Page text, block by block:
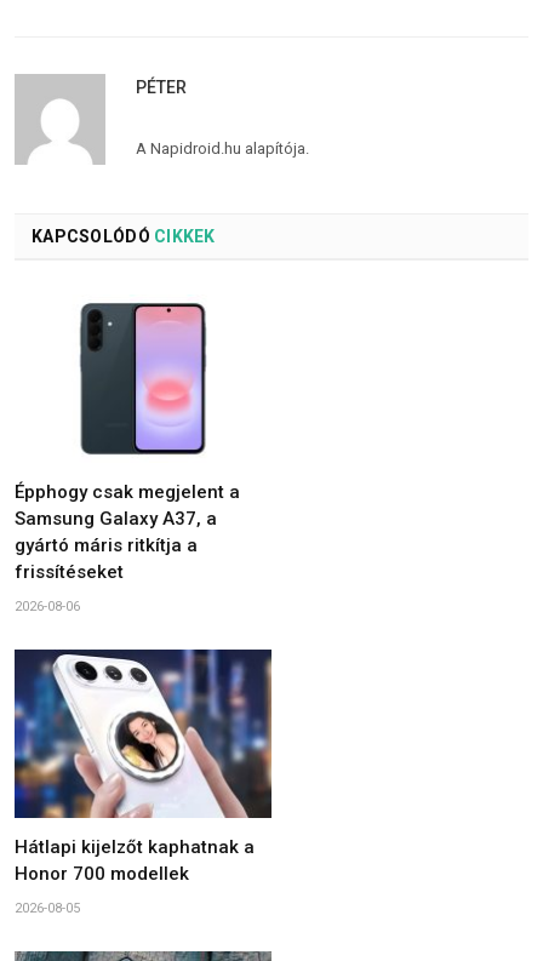
PÉTER
A Napidroid.hu alapítója.
KAPCSOLÓDÓ CIKKEK
Épphogy csak megjelent a
Samsung Galaxy A37, a
gyártó máris ritkítja a
frissítéseket
2026-08-06
Hátlapi kijelzőt kaphatnak a
Honor 700 modellek
2026-08-05